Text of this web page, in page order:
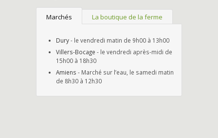
Marchés La boutique de la ferme
Dury- le vendredi matin de 9h00 à 13h00
Villers-Bocage - le vendredi après-midi de
15h00 à 18h30
Amiens - Marché sur l’eau, le samedi matin
de 8h30 à 12h30